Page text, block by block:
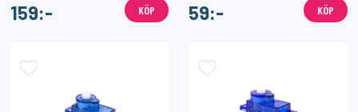
159:- KÖP 59:- KÖP